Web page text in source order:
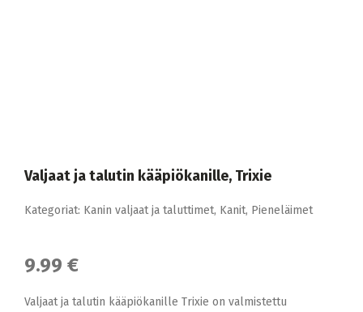
Valjaat ja talutin kääpiökanille, Trixie
Kategoriat: Kanin valjaat ja taluttimet, Kanit, Pieneläimet
9.99 €
Valjaat ja talutin kääpiökanille Trixie on valmistettu